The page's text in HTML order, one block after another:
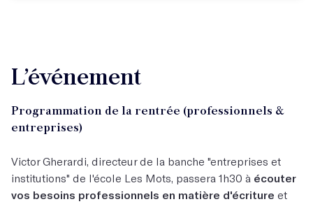
L’événement
Programmation de la rentrée (professionnels &
entreprises)
Victor Gherardi, directeur de la banche "entreprises et
institutions" de l'école Les Mots, passera 1h30 à écouter
vos besoins professionnels en matière d'écriture et